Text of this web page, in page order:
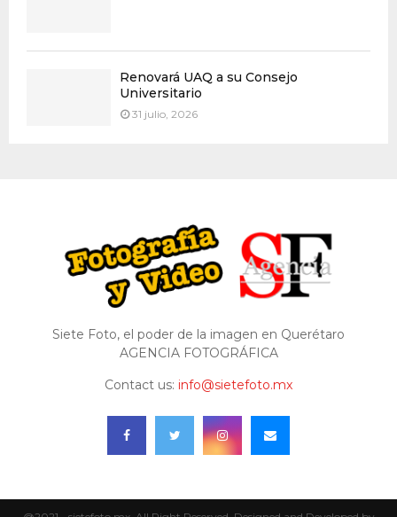
Renovará UAQ a su Consejo
Universitario
31 julio, 2026
Siete Foto, el poder de la imagen en Querétaro
AGENCIA FOTOGRÁFICA
Contact us: info@sietefoto.mx